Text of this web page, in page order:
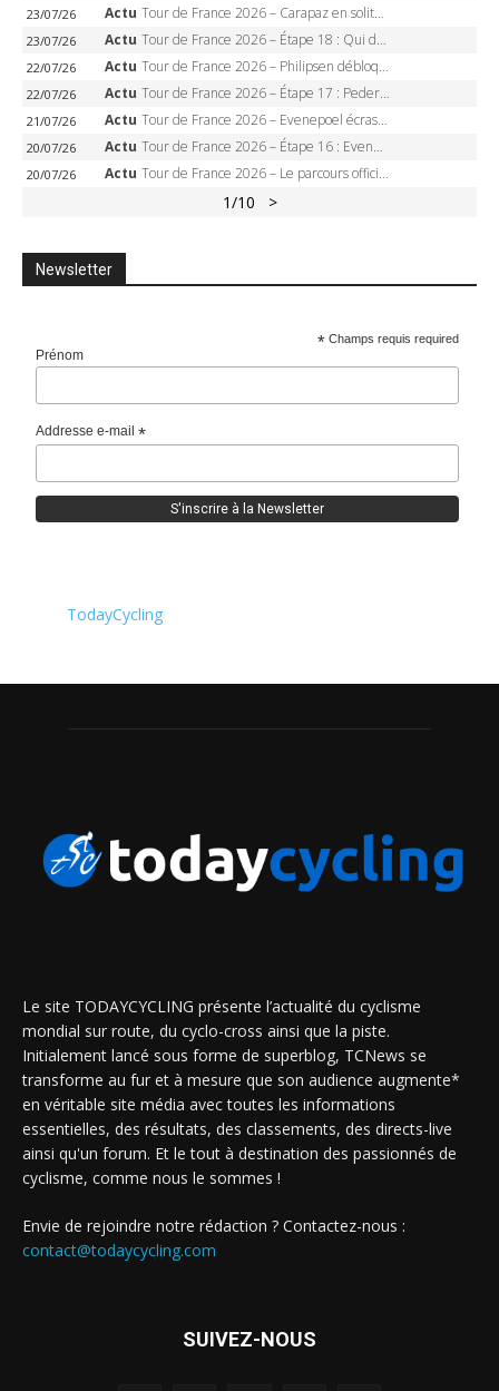
23/07/26 Actu Tour de France 2026 – Carapaz en solitaire à Orcières-Merlette, Paret-Peintre à un point du maillot à pois
23/07/26 Actu Tour de France 2026 – Étape 18 : Qui domptera Orcières-Merlette, première marche vers l’Alpe d’Huez ?
22/07/26 Actu Tour de France 2026 – Philipsen débloque son compteur à Voiron, Pedersen en danger pour le maillot vert
22/07/26 Actu Tour de France 2026 – Étape 17 : Pedersen peut-il verrouiller le maillot vert à Voiron ?
21/07/26 Actu Tour de France 2026 – Evenepoel écrase le chrono d’Évian, Seixas 4e, Lipowitz abandonne
20/07/26 Actu Tour de France 2026 – Étape 16 : Evenepoel, Pogacar, Ganna… qui domptera le chrono d’Évian pour redessiner le podium ?
20/07/26 Actu Tour de France 2026 – Le parcours officiel complet : 21 étapes, profils, carte et dates
1/10 >
Newsletter
* Champs requis required
Prénom
Addresse e-mail*
TodayCycling
Le site TODAYCYCLING présente l’actualité du cyclisme
mondial sur route, du cyclo-cross ainsi que la piste.
Initialement lancé sous forme de superblog, TCNews se
transforme au fur et à mesure que son audience augmente*
en véritable site média avec toutes les informations
essentielles, des résultats, des classements, des directs-live
ainsi qu'un forum. Et le tout à destination des passionnés de
cyclisme, comme nous le sommes !
Envie de rejoindre notre rédaction ? Contactez-nous :
contact@todaycycling.com
SUIVEZ-NOUS